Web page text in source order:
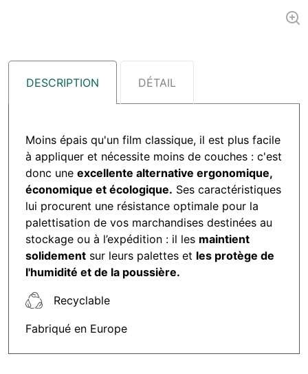
DESCRIPTION DÉTAIL
Moins épais qu'un film classique, il est plus facile
à appliquer et nécessite moins de couches : c'est
donc une excellente alternative ergonomique,
économique et écologique. Ses caractéristiques
lui procurent une résistance optimale pour la
palettisation de vos marchandises destinées au
stockage ou à l’expédition : il les maintient
solidement sur leurs palettes et les protège de
l'humidité et de la poussière.
Recyclable
Fabriqué en Europe